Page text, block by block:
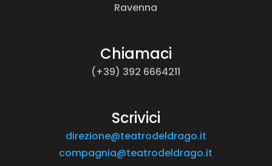
Ravenna
Chiamaci
(+39) 392 6664211
Scrivici
direzione@teatrodeldrago.it
compagnia@teatrodeldrago.it